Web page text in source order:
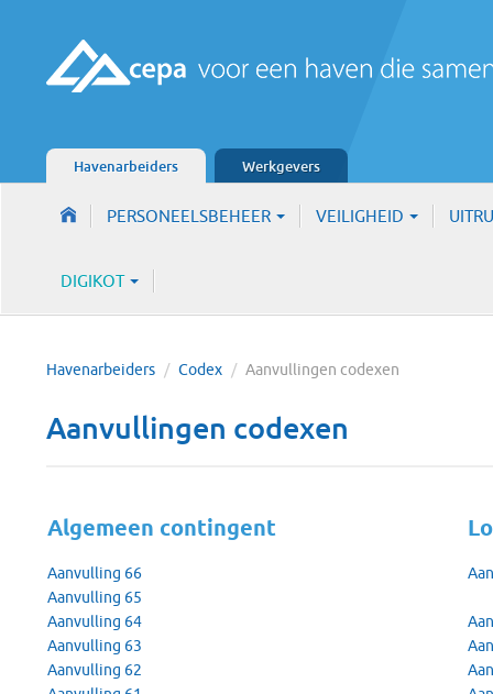
Havenarbeiders Werkgevers
PERSONEELSBEHEER VEILIGHEID
DIGIKOT
Havenarbeiders / Codex / Aanvullingen codexen
Aanvullingen codexen
Algemeen contingent
Aanvulling 66
Aanvulling 65
Aanvulling 64
Aanvulling 63
Aanvulling 62